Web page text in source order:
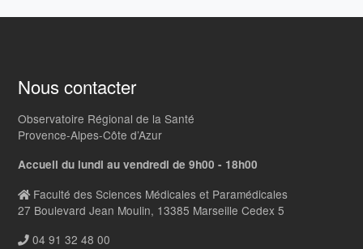
Nous contacter
Observatoire Régional de la Santé
Provence-Alpes-Côte d’Azur
Accueil du lundi au vendredi de 9h00 - 18h00
Faculté des Sciences Médicales et Paramédicales
27 Boulevard Jean Moulin, 13385 Marseille Cedex 5
04 91 32 48 00